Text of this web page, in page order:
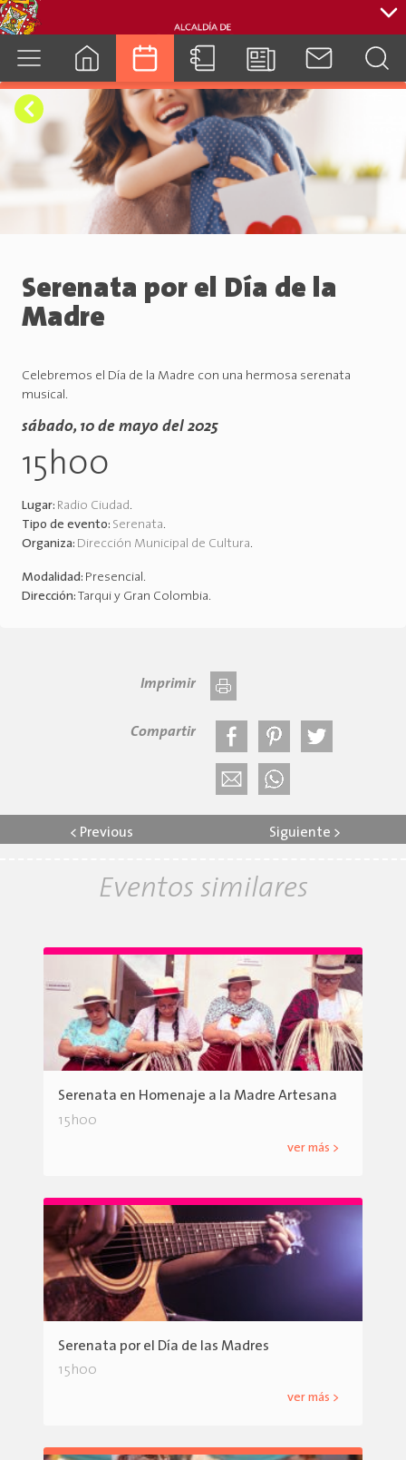
cuenca.gob.ec
Serenata por el Día de la
Madre
Celebremos el Día de la Madre con una hermosa serenata
musical.
sábado, 10 de mayo del 2025
15h00
Lugar: Radio Ciudad.
Tipo de evento: Serenata.
Organiza: Dirección Municipal de Cultura.
Modalidad: Presencial.
Dirección: Tarqui y Gran Colombia.
Imprimir
Compartir
< Previous Siguiente >
Eventos similares
Serenata en Homenaje a la Madre Artesana
15h00
ver más >
Serenata por el Día de las Madres
15h00
ver más >